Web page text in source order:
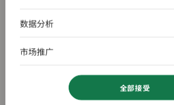
数据分析
市场推广
全部接受